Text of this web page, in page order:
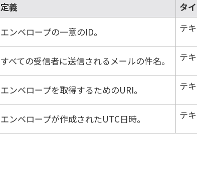
定義
タ
エンベロープの一意のID。 テ
すべての受信者に送信されるメールの件名。 テ
エンベロープを取得するためのURI。 テ
エンベロープが作成されたUTC日時。 テ